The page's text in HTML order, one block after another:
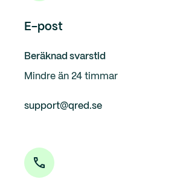
E-post
Beräknad svarstid
Mindre än 24 timmar
support@qred.se